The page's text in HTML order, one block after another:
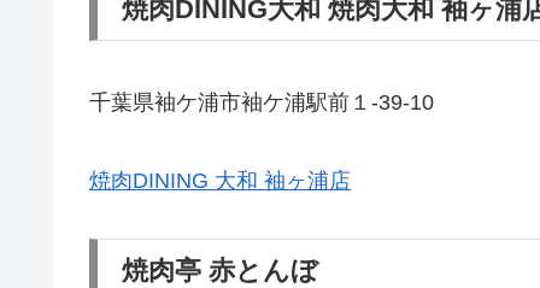
焼肉DINING大和 焼肉大和 袖ヶ浦
千葉県袖ケ浦市袖ケ浦駅前１-39-10
焼肉DINING 大和 袖ヶ浦店
焼肉亭 赤とんぼ